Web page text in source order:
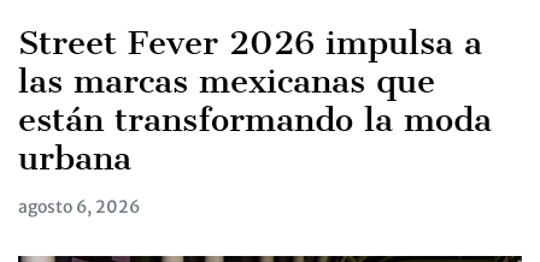
Street Fever 2026 impulsa a
las marcas mexicanas que
están transformando la moda
urbana
agosto 6, 2026